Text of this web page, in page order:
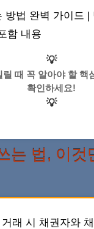
방법 완벽 가이드 |
함 내용
💡
릴 때 꼭 알아야 할 핵
확인하세요!
💡
는 법, 이것
래 시 채권자와